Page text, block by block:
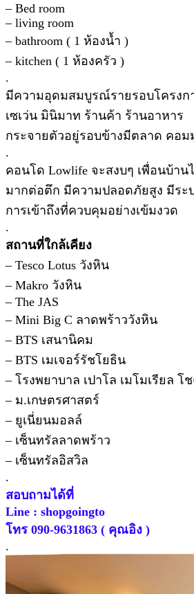
– Bed room
– living room
– bathroom ( 1 ห้องน้ำ )
– kitchen ( 1 ห้องครัว )
.
มีความอุดมสมบูรณ์รายรอบโครงก
เซเว่น มินิมาท ร้านค้า ร้านอาหาร
กระจายตัวอยู่รอบข้างมีตลาด คอ
.
คอนโด Lowlife จะสงบๆ เพื่อนบ้าน
มากต่อตึก มีความปลอดภัยสูง มีระ
การเข้าถึงที่ควบคุมอย่างเข้มงวด
.
สถานที่ใกล้เคียง
– Tesco Lotus วังหิน
– Makro วังหิน
– The JAS
– Mini Big C ลาดพร้าววังหิน
– BTS เสนานิคม
– BTS เมเจอร์รัชโยธิน
– โรงพยาบาล เปาโล เมโมเรียล โ
– ม.เกษตรศาสตร์
– ยูเนี่ยนมอลล์
– เซ็นทรัลลาดพร้าว
– เซ็นทรัลอิสวิล
.
สอบถามได้ที่
Line : shopgoingto
โทร 090-9631863 ( คุณอิง )
.